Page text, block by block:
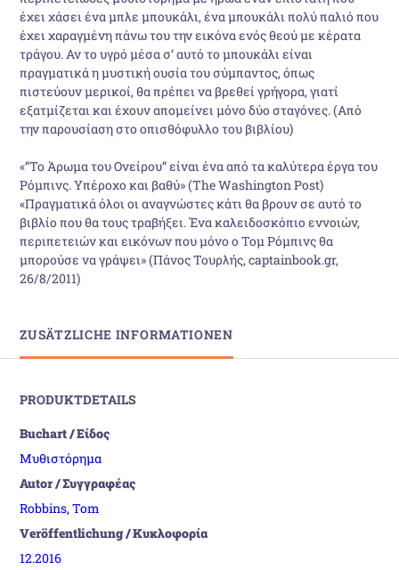
έχει χάσει ένα μπλε μπουκάλι, ένα μπουκάλι πολύ παλιό που
έχει χαραγμένη πάνω του την εικόνα ενός θεού με κέρατα
τράγου. Αν το υγρό μέσα σ‘ αυτό το μπουκάλι είναι
πραγματικά η μυστική ουσία του σύμπαντος, όπως
πιστεύουν μερικοί, θα πρέπει να βρεθεί γρήγορα, γιατί
εξατμίζεται και έχουν απομείνει μόνο δύο σταγόνες. (Από
την παρουσίαση στο οπισθόφυλλο του βιβλίου)
«“Το Άρωμα του Ονείρου“ είναι ένα από τα καλύτερα έργα του
Ρόμπινς. Υπέροχο και βαθύ» (The Washington Post)
«Πραγματικά όλοι οι αναγνώστες κάτι θα βρουν σε αυτό το
βιβλίο που θα τους τραβήξει. Ένα καλειδοσκόπιο εννοιών,
περιπετειών και εικόνων που μόνο ο Τομ Ρόμπινς θα
μπορούσε να γράψει» (Πάνος Τουρλής, captainbook.gr,
26/8/2011)
ZUSÄTZLICHE INFORMATIONEN
PRODUKTDETAILS
Buchart / Είδος
Μυθιστόρημα
Autor / Συγγραφέας
Robbins, Tom
Veröffentlichung / Κυκλοφορία
12.2016